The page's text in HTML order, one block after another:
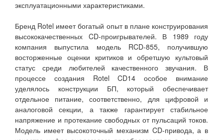
эксплуатационными характеристиками.
Бренд Rotel имеет богатый опыт в плане конструирования
высококачественных CD-проигрывателей. В 1989 году
компания выпустила модель RCD-855, получившую
восторженные оценки критиков и обретшую культовый
статус среди любителей качественного звучания. В
процессе создания Rotel CD14 особое внимание
уделялось конструкции БП, который обеспечивает
отдельное питание, соответственно, для цифровой и
аналоговой секции, а также гарантирует стабильное
напряжение и протекание свободных от пульсаций токов.
Модель имеет высокоточный механизм CD-привода, а в